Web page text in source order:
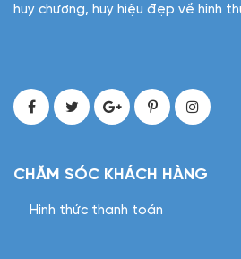
huy chương, huy hiệu đẹp về hình
CHĂM SÓC KHÁCH HÀNG
Hình thức thanh toán